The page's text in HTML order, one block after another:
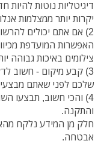
דיגיטליות נוטות להיות
יקרות יותר ממצלמות
2) אם אתם יכולים
האפשרות המועדפת
צילומים באיכות גבוהה
3) קבע מיקום - חשוב
שלכם לפני שאתם
4) והכי חשוב, תבצעו
והתקנה.
חלק מן המידע נלקח
אבטחה.